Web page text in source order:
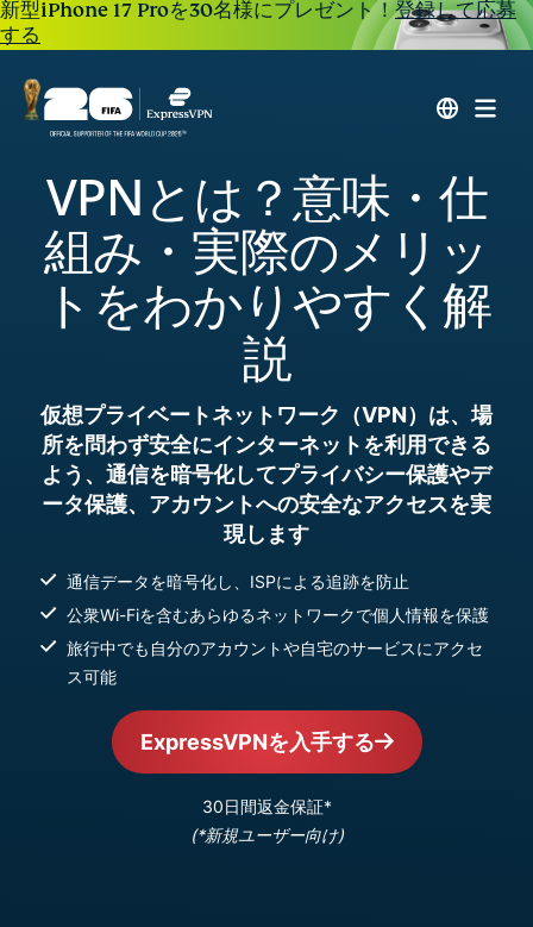
新型iPhone 17 Proを30名様にプレゼント！登録して応募
する
VPNとは？意味・仕
組み・実際のメリッ
トをわかりやすく解
説
仮想プライベートネットワーク（VPN）は、場
所を問わず安全にインターネットを利用できる
よう、通信を暗号化してプライバシー保護やデ
ータ保護、アカウントへの安全なアクセスを実
現します
通信データを暗号化し、ISPによる追跡を防止
公衆Wi-Fiを含むあらゆるネットワークで個人情報を保護
旅行中でも自分のアカウントや自宅のサービスにアクセ
ス可能
ExpressVPNを入手する
30日間返金保証*
(*新規ユーザー向け)